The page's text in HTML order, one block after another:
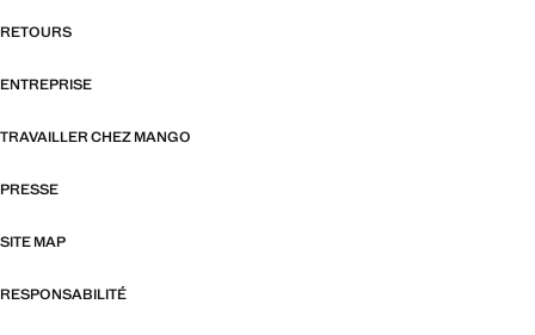
RETOURS
ENTREPRISE
TRAVAILLER CHEZ MANGO
PRESSE
SITE MAP
RESPONSABILITÉ